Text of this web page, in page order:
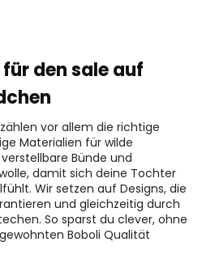
den sale auf
vor allem die richtige
Materialien für wilde
Bünde und
damit sich deine Tochter
Wir setzen auf Designs, die
und gleichzeitig durch
So sparst du clever, ohne
Boboli Qualität